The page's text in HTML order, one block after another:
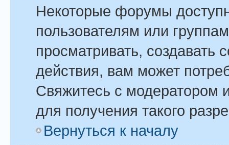
Некоторые форумы
пользователям или
просматривать, создавать
действия, вам может
Свяжитесь с модератором
для получения такого
Вернуться к началу